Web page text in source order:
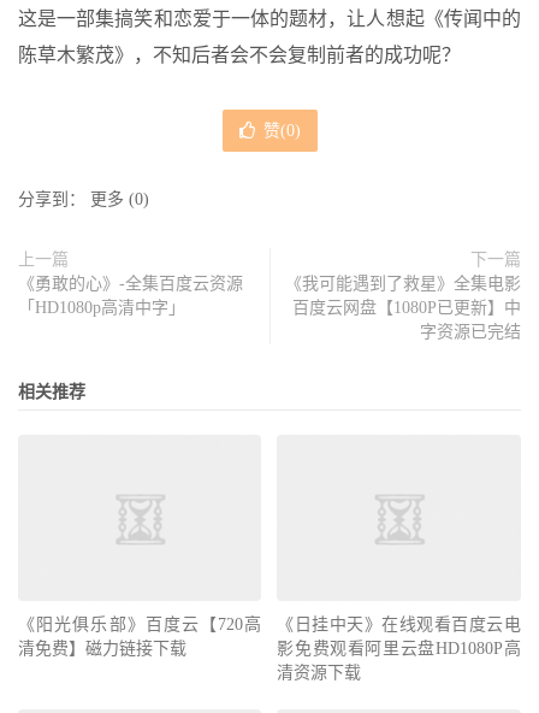
这是一部集搞笑和恋爱于一体的题材，让人想起《传闻中的
陈草木繁茂》，不知后者会不会复制前者的成功呢？
赞(0)
分享到： 更多 (0)
上一篇
《勇敢的心》-全集百度云资源
「HD1080p高清中字」
下一篇
《我可能遇到了救星》全集电影
百度云网盘【1080P已更新】中
字资源已完结
相关推荐
《阳光俱乐部》百度云【720高
清免费】磁力链接下载
《日挂中天》在线观看百度云电
影免费观看阿里云盘HD1080P高
清资源下载